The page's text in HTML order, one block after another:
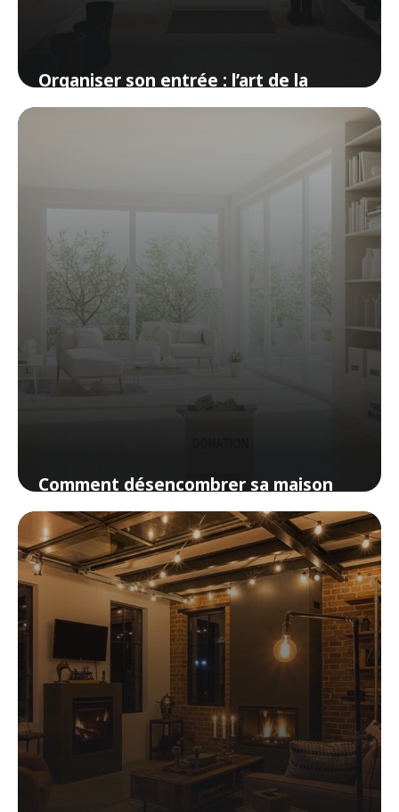
Organiser son entrée : l’art de la
première impression à la maison
Comment désencombrer sa maison
sans tout jeter (ni culpabiliser)
29 mars 2026